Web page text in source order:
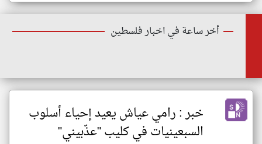
أخر ساعة في اخبار فلسطين
خبر : رامي عياش يعيد إحياء أسلوب
السبعينيات في كليب "عذّبيني"